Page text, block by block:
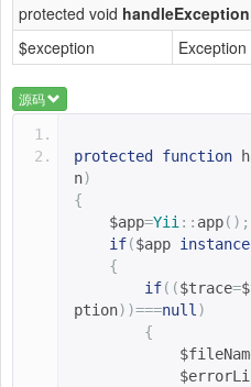
protected void handleException
$exception
Exception
源码
protected function
n)
{
$app=Yii :: app();
if($app
{
if(($trace=
ption))===null )
{